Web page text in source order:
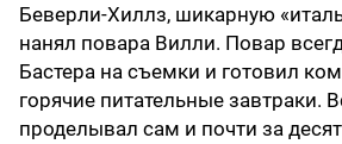
Беверли-Хиллз, шикарную
нанял повара Вилли. Повар
Бастера на съемки и готовил
горячие питательные завтраки.
проделывал сам и почти за